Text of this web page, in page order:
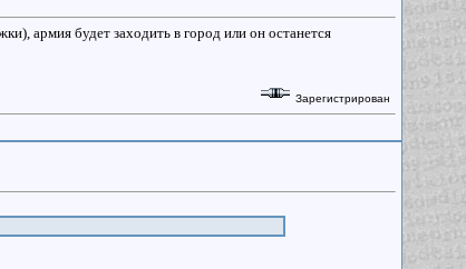
армия будет заходить в город или он останется
Зарегистрирован